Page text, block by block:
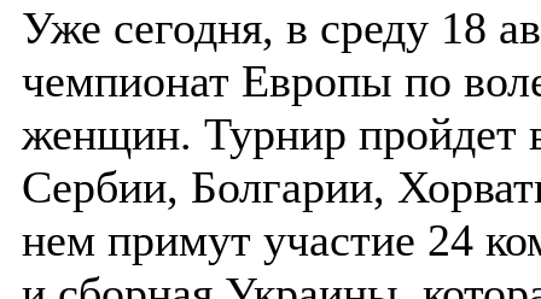
Уже сегодня, в среду 18
чемпионат Европы по
женщин. Турнир пройдет
Сербии, Болгарии,
нем примут участие 24